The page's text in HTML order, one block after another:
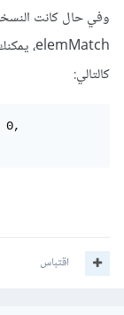
كالتالي:
0,
اقتباس